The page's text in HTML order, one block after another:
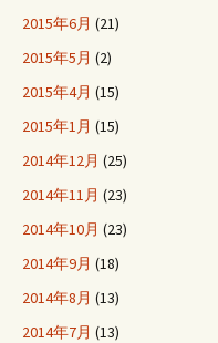
2015年6月 (21)
2015年5月 (2)
2015年4月 (15)
2015年1月 (15)
2014年12月 (25)
2014年11月 (23)
2014年10月 (23)
2014年9月 (18)
2014年8月 (13)
2014年7月 (13)